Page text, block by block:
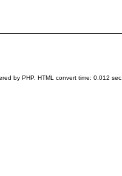
by PHP. HTML convert time: 0.012 sec.